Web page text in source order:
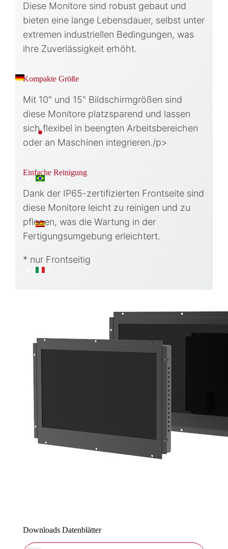
Über Uns
DE
日本語
PT
ES
IT
Diese Monitore sind robust gebaut und
bieten eine lange Lebensdauer, selbst unter
extremen industriellen Bedingungen, was
ihre Zuverlässigkeit erhöht.
Kompakte Größe
Mit 10" und 15" Bildschirmgrößen sind
diese Monitore platzsparend und lassen
sich flexibel in beengten Arbeitsbereichen
oder an Maschinen integrieren./p>
Einfache Reinigung
Dank der IP65-zertifizierten Frontseite sind
diese Monitore leicht zu reinigen und zu
pflegen, was die Wartung in der
Fertigungsumgebung erleichtert.
* nur Frontseitig
Downloads Datenblätter